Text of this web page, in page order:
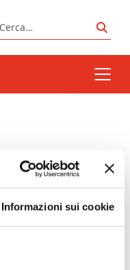
Informazioni sui cookie
Cerca